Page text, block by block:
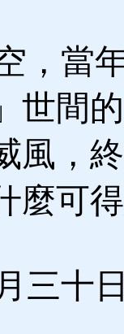
，當
世間
風，
麼可
三十